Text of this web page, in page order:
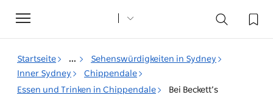
Toggle
navigation
Startseite ...
Sehenswürdigkeiten in Sydney
Inner Sydney
Chippendale
Essen und Trinken in Chippendale
Bei Beckett’s